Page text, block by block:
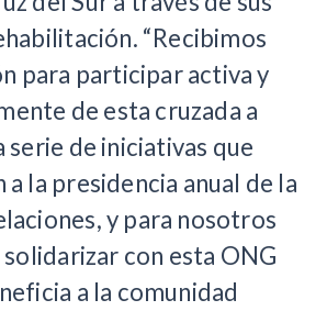
“Recibimos
para participar activa y
de esta cruzada a
serie de iniciativas que
la presidencia anual de la
y para nosotros
con esta ONG
a la comunidad